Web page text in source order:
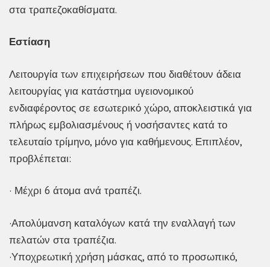
στα τραπεζοκαθίσματα.
Εστίαση
Λειτουργία των επιχειρήσεων που διαθέτουν άδεια
λειτουργίας για κατάστημα υγειονομικού
ενδιαφέροντος σε εσωτερικό χώρο, αποκλειστικά για
πλήρως εμβολιασμένους ή νοσήσαντες κατά το
τελευταίο τρίμηνο, μόνο για καθήμενους. Επιπλέον,
προβλέπεται:
· Μέχρι 6 άτομα ανά τραπέζι.
·Απολύμανση καταλόγων κατά την εναλλαγή των
πελατών στα τραπέζια.
·Υποχρεωτική χρήση μάσκας, από το προσωπικό,